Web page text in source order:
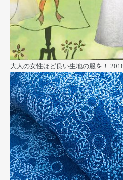
大人の女性ほど良い生地の服を！